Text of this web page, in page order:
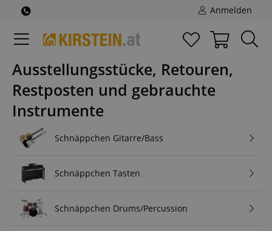
Anmelden
Ausstellungsstücke, Retouren,
Restposten und gebrauchte
Instrumente
Schnäppchen Gitarre/Bass
Schnäppchen Tasten
Schnäppchen Drums/Percussion